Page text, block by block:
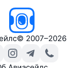
© 2007–2026